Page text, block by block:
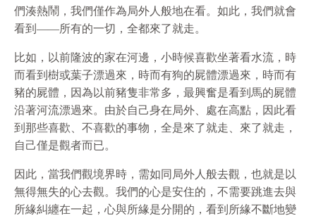
們湊熱鬧，我們僅作為局外人般地在看。如此，我們就會
看到——所有的一切，全都來了就走。
比如，以前隆波的家在河邊，小時候喜歡坐著看水流，時
而看到樹或葉子漂過來，時而有狗的屍體漂過來，時而有
豬的屍體，因為以前豬隻非常多，最興奮是看到馬的屍體
沿著河流漂過來。由於自己身在局外、處在高點，因此看
到那些喜歡、不喜歡的事物，全是來了就走、來了就走，
自己僅是觀者而已。
因此，當我們觀境界時，需如同局外人般去觀，也就是以
無得無失的心去觀。我們的心是安住的，不需要跳進去與
所緣糾纏在一起，心與所緣是分開的，看到所緣不斷地變